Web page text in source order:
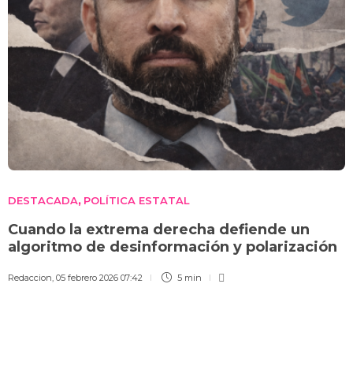
DESTACADA, POLÍTICA ESTATAL
Cuando la extrema derecha defiende un
algoritmo de desinformación y polarización
Redaccion, 05 febrero 2026 07:42 5 min